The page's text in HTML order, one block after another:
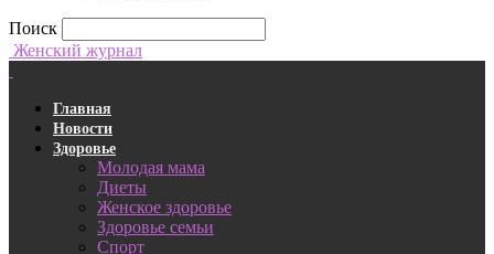
Поиск
Женский журнал
Главная
Новости
Здоровье
Молодая мама
Диеты
Женское здоровье
Здоровье семьи
Спорт